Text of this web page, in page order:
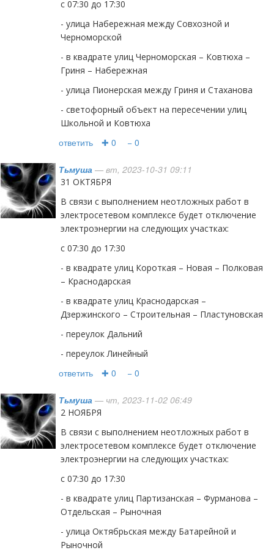
с 07:30 до 17:30
- улица Набережная между Совхозной и
Черноморской
- в квадрате улиц Черноморская – Ковтюха –
Гриня – Набережная
- улица Пионерская между Гриня и Стаханова
- светофорный объект на пересечении улиц
Школьной и Ковтюха
ответить ✚ 0 − 0
Тьмуша — вт, 2023-10-31 09:11
31 ОКТЯБРЯ
В связи с выполнением неотложных работ в
электросетевом комплексе будет отключение
электроэнергии на следующих участках:
с 07:30 до 17:30
- в квадрате улиц Короткая – Новая – Полковая
– Краснодарская
- в квадрате улиц Краснодарская –
Дзержинского – Строительная – Пластуновская
- переулок Дальний
- переулок Линейный
ответить ✚ 0 − 0
Тьмуша — чт, 2023-11-02 06:49
2 НОЯБРЯ
В связи с выполнением неотложных работ в
электросетевом комплексе будет отключение
электроэнергии на следующих участках:
с 07:30 до 17:30
- в квадрате улиц Партизанская – Фурманова –
Отдельская – Рыночная
- улица Октябрьская между Батарейной и
Рыночной